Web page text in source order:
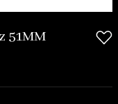
51MM